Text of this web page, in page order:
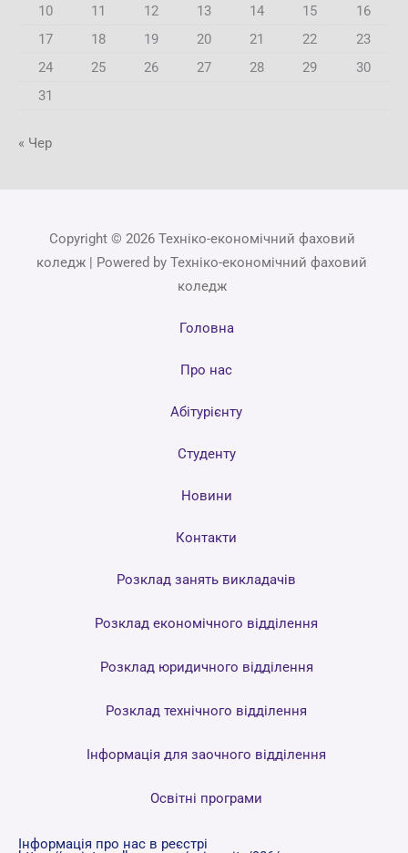
10
11 12 13 14 15
16
17
18 19 20 21 22
23
24
25 26 27 28 29
30
31
« Чер
Copyright © 2026 Техніко-економічний фаховий
коледж | Powered by Техніко-економічний фаховий
коледж
Головна
Про нас
Абітурієнту
Студенту
Новини
Контакти
Розклад занять викладачів
Розклад економічного відділення
Розклад юридичного відділення
Розклад технічного відділення
Інформація для заочного відділення
Освітні програми
Інформація про нас в реєстрі